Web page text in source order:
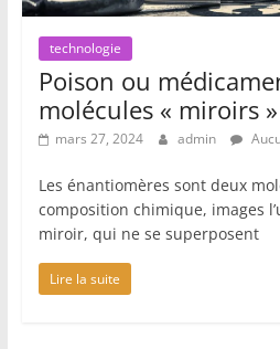
technologie
Poison ou
molécules « miroirs »
mars 27, 2024 admin
Les énantiomères sont deux
composition chimique, images
miroir, qui ne se superposent
Lire la suite